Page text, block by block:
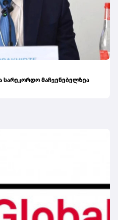
სარეკორდო მაჩვენებელზეა